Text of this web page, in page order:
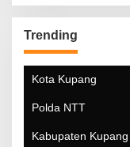
Trending
Kota Kupang
Polda NTT
Kabupaten Kupang